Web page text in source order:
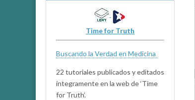
Time for Truth
Buscando la Verdad en Medicina
22 tutoriales publicados y editados
íntegramente en la web de ‘Time
for Truth’.